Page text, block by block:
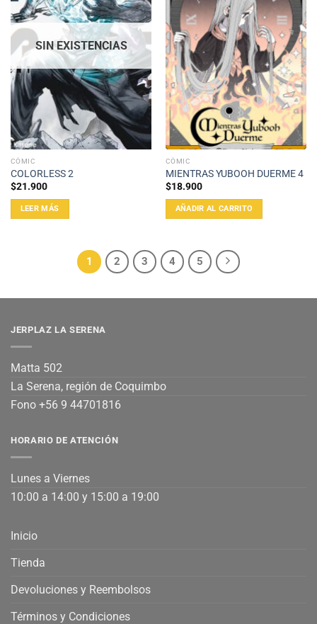
SIN EXISTENCIAS
CÓMIC
COLORLESS 2
$21.900
LEER MÁS
CÓMIC
MIENTRAS YUBOOH DUERME 4
$18.900
AÑADIR AL CARRITO
1 2 3 4 5
JERPLAZ LA SERENA
Matta 502
La Serena, región de Coquimbo
Fono +56 9 44701816
HORARIO DE ATENCIÓN
Lunes a Viernes
10:00 a 14:00 y 15:00 a 19:00
Inicio
Tienda
Devoluciones y Reembolsos
Términos y Condiciones